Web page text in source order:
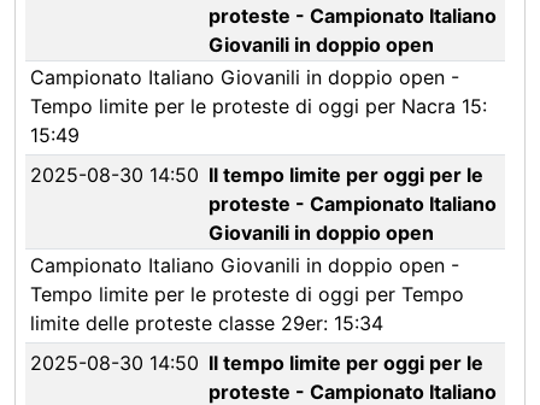
proteste - Campionato Italiano
Giovanili in doppio open
Campionato Italiano Giovanili in doppio open -
Tempo limite per le proteste di oggi per Nacra 15:
15:49
2025-08-30 14:50 Il tempo limite per oggi per le
proteste - Campionato Italiano
Giovanili in doppio open
Campionato Italiano Giovanili in doppio open -
Tempo limite per le proteste di oggi per Tempo
limite delle proteste classe 29er: 15:34
2025-08-30 14:50 Il tempo limite per oggi per le
proteste - Campionato Italiano